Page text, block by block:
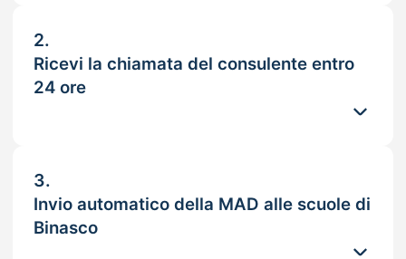
2.
Ricevi la chiamata del consulente entro
24 ore
3.
Invio automatico della MAD alle scuole di
Binasco